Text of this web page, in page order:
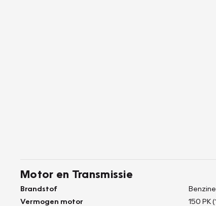
Motor en Transmissie
Brandstof
Benzine
Vermogen motor
150 PK